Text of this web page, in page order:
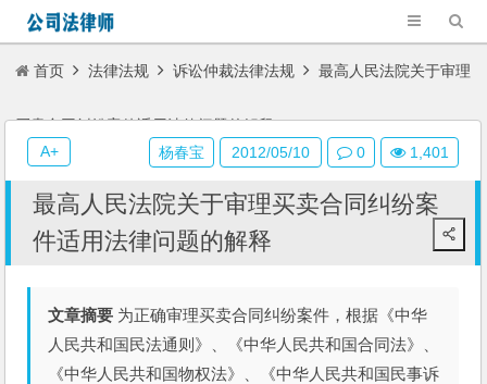
首页 法律法规 诉讼仲裁法律法规 最高人民法院关于审理
买卖合同纠纷案件适用法律问题的解释
最高人民法院关于审理买卖合同纠纷案
件适用法律问题的解释
文章摘要 为正确审理买卖合同纠纷案件，根据《中华
人民共和国民法通则》、《中华人民共和国合同法》、
《中华人民共和国物权法》、《中华人民共和国民事诉
杨春宝 2012/05/10 0 1,401
A+